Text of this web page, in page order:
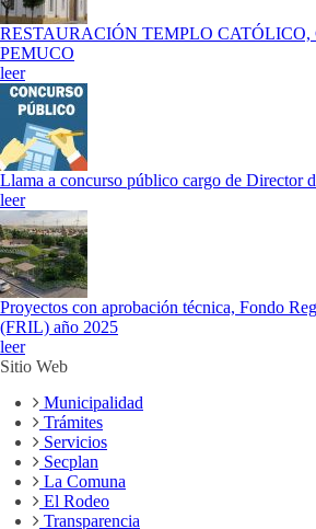
RESTAURACIÓN TEMPLO
PEMUCO
leer
Llama a concurso público cargo de Director
leer
Proyectos con aprobación técnica, Fondo
(FRIL) año 2025
leer
Sitio Web
Municipalidad
Trámites
Servicios
Secplan
La Comuna
El Rodeo
Transparencia